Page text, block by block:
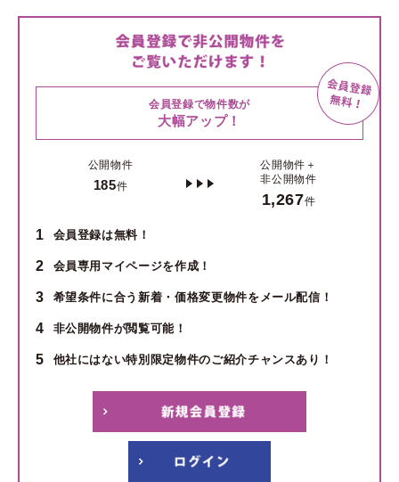
会員登録で物件数が
大幅アップ！
公開物件
185件
公開物件＋
非公開物件
1,267件
1 会員登録は無料！
2 会員専用マイページを作成！
3 希望条件に合う新着・価格変更物件をメール配信！
4 非公開物件が閲覧可能！
5 他社にはない特別限定物件のご紹介チャンスあり！